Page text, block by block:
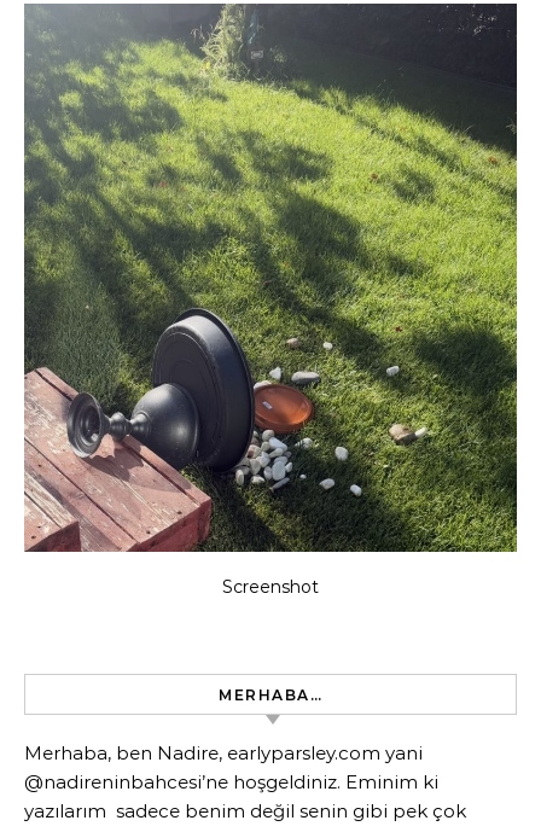
Screenshot
MERHABA…
Merhaba, ben Nadire, earlyparsley.com yani
@nadireninbahcesi’ne hoşgeldiniz. Eminim ki
yazılarım sadece benim değil senin gibi pek çok